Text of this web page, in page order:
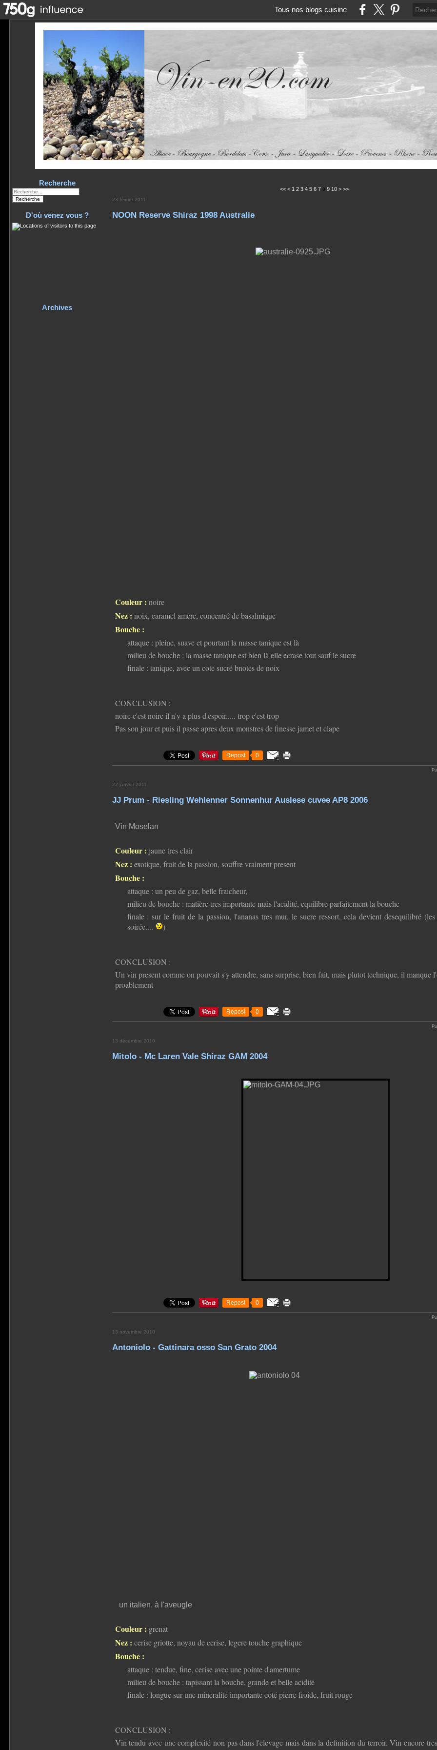
Tous nos blogs cuisine
Recherche
D'où venez vous ?
Archives
<< < 1 2 3 4 5 6 7 8 9 10 > >>
23 février 2011
NOON Reserve Shiraz 1998 Australie
Couleur : noire
Nez : noix, caramel amere, concentré de basalmique
Bouche :
attaque : pleine, suave et pourtant la masse tanique est là
milieu de bouche : la masse tanique est bien là elle ecrase tout sauf le sucre
finale : tanique, avec un cote sucré bnotes de noix
CONCLUSION :
noire c'est noire il n'y a plus d'espoir..... trop c'est trop
Pas son jour et puis il passe apres deux monstres de finesse jamet et clape
Repost 0
22 janvier 2011
JJ Prum - Riesling Wehlenner Sonnenhur Auslese cuvee AP8 2006
Vin Moselan
Couleur : jaune tres clair
Nez : exotique, fruit de la passion, souffre vraiment present
Bouche :
attaque : un peu de gaz, belle fraicheur,
milieu de bouche : matière tres importante mais l'acidité, equilibre parfaitement la bouche
finale : sur le fruit de la passion, l'ananas tres mur, le sucre ressort, cela devient desequilibré (les
soirée....
)
CONCLUSION :
Un vin present comme on pouvait s'y attendre, sans surprise, bien fait, mais plutot technique, il manque
proablement
Repost 0
13 décembre 2010
Mitolo - Mc Laren Vale Shiraz GAM 2004
Repost 0
13 novembre 2010
Antoniolo - Gattinara osso San Grato 2004
un italien, à l'aveugle
Couleur : grenat
Nez : cerise griotte, noyau de cerise, legere touche graphique
Bouche :
attaque : tendue, fine, cerise avec une pointe d'amertume
milieu de bouche : tapissant la bouche, grande et belle acidité
finale : longue sur une mineralité importante coté pierre froide, fruit rouge
CONCLUSION :
Vin tendu avec une complexité non pas dans l'elevage mais dans la definition du terroir. Vin encore